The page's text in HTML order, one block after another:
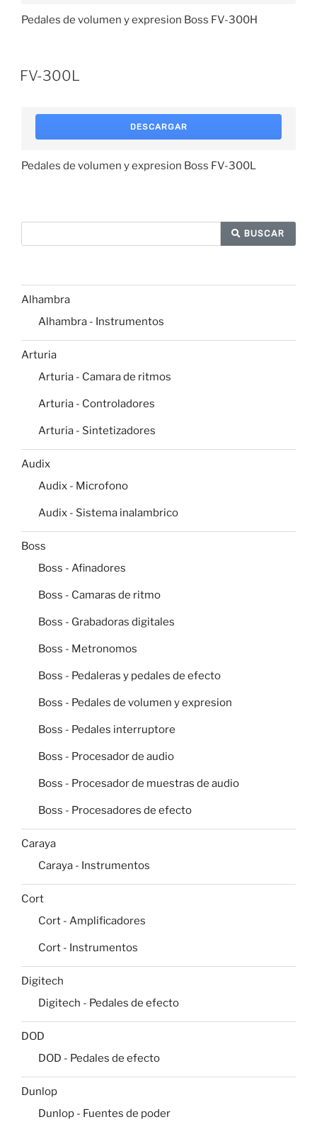
Pedales de volumen y expresion Boss FV-300H
FV-300L
DESCARGAR
Pedales de volumen y expresion Boss FV-300L
BUSCAR
Alhambra
Alhambra - Instrumentos
Arturia
Arturia - Camara de ritmos
Arturia - Controladores
Arturia - Sintetizadores
Audix
Audix - Microfono
Audix - Sistema inalambrico
Boss
Boss - Afinadores
Boss - Camaras de ritmo
Boss - Grabadoras digitales
Boss - Metronomos
Boss - Pedaleras y pedales de efecto
Boss - Pedales de volumen y expresion
Boss - Pedales interruptore
Boss - Procesador de audio
Boss - Procesador de muestras de audio
Boss - Procesadores de efecto
Caraya
Caraya - Instrumentos
Cort
Cort - Amplificadores
Cort - Instrumentos
Digitech
Digitech - Pedales de efecto
DOD
DOD - Pedales de efecto
Dunlop
Dunlop - Fuentes de poder